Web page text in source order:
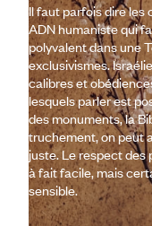
Il faut parfois dire les
ADN humaniste qui
polyvalent dans une
exclusivismes.
calibres et
lesquels parler est
des monuments, la
truchement, on peut
juste. Le respect des
à fait facile, mais
sensible.